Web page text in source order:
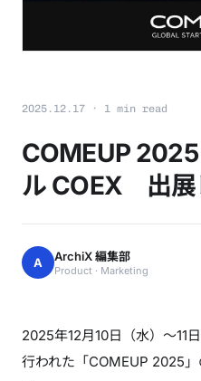
2025.12.17 · 1 min read
COMEUP
ル COEX 出展
A ArchiX 編集部
Product · Marketing
2025年12月10日（水）〜11
行われた「COMEUP 2025